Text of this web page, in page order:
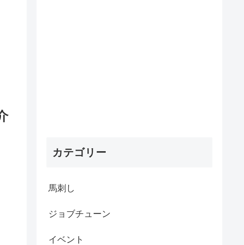
カテゴリー
馬刺し
ジョブチューン
イベント